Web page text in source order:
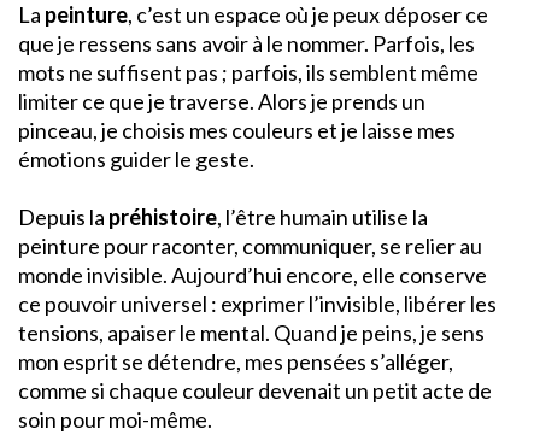
La peinture, c’est un espace où je peux déposer ce
que je ressens sans avoir à le nommer. Parfois, les
mots ne suffisent pas ; parfois, ils semblent même
limiter ce que je traverse. Alors je prends un
pinceau, je choisis mes couleurs et je laisse mes
émotions guider le geste.
Depuis la préhistoire, l’être humain utilise la
peinture pour raconter, communiquer, se relier au
monde invisible. Aujourd’hui encore, elle conserve
ce pouvoir universel : exprimer l’invisible, libérer les
tensions, apaiser le mental. Quand je peins, je sens
mon esprit se détendre, mes pensées s’alléger,
comme si chaque couleur devenait un petit acte de
soin pour moi-même.